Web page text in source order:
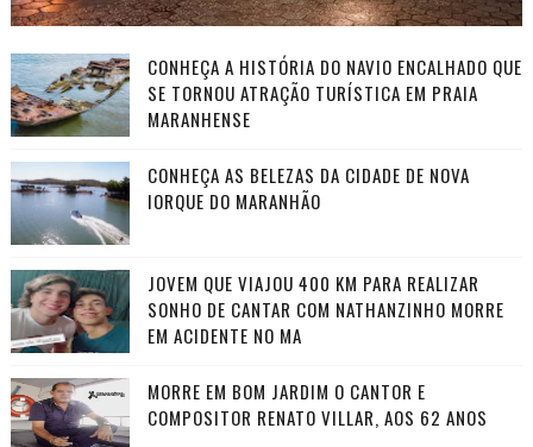
CONHEÇA A HISTÓRIA DO NAVIO ENCALHADO QUE
SE TORNOU ATRAÇÃO TURÍSTICA EM PRAIA
MARANHENSE
CONHEÇA AS BELEZAS DA CIDADE DE NOVA
IORQUE DO MARANHÃO
JOVEM QUE VIAJOU 400 KM PARA REALIZAR
SONHO DE CANTAR COM NATHANZINHO MORRE
EM ACIDENTE NO MA
MORRE EM BOM JARDIM O CANTOR E
COMPOSITOR RENATO VILLAR, AOS 62 ANOS